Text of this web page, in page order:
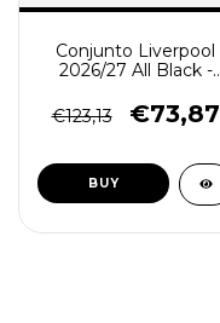
Conjunto Liverpool
2026/27 All Black -
Masculino - Preto
€123,13 €73,87
BUY